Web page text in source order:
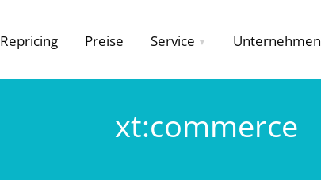
Repricing Preise Service Unternehmen
xt:commerce